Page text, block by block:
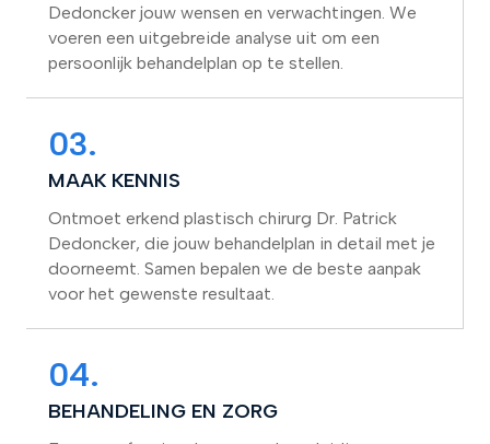
Dedoncker jouw wensen en verwachtingen. We
voeren een uitgebreide analyse uit om een
persoonlijk behandelplan op te stellen.
03.
MAAK KENNIS
Ontmoet erkend plastisch chirurg Dr. Patrick
Dedoncker, die jouw behandelplan in detail met je
doorneemt. Samen bepalen we de beste aanpak
voor het gewenste resultaat.
04.
BEHANDELING EN ZORG